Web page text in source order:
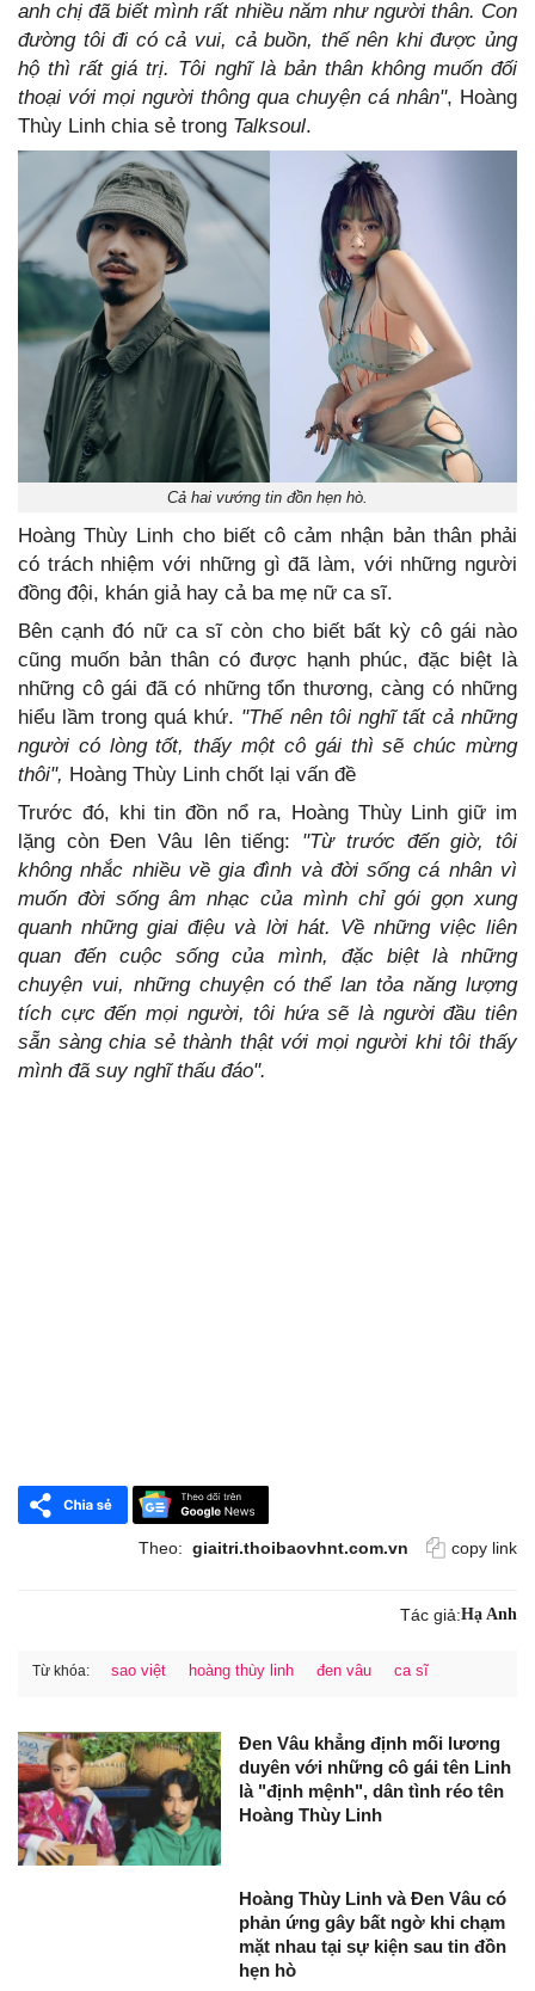
anh chị đã biết mình rất nhiều năm như người thân. Con
đường tôi đi có cả vui, cả buồn, thế nên khi được ủng
hộ thì rất giá trị. Tôi nghĩ là bản thân không muốn đối
thoại với mọi người thông qua chuyện cá nhân", Hoàng
Thùy Linh chia sẻ trong Talksoul.
Cả hai vướng tin đồn hẹn hò.
Hoàng Thùy Linh cho biết cô cảm nhận bản thân phải
có trách nhiệm với những gì đã làm, với những người
đồng đội, khán giả hay cả ba mẹ nữ ca sĩ.
Bên cạnh đó nữ ca sĩ còn cho biết bất kỳ cô gái nào
cũng muốn bản thân có được hạnh phúc, đặc biệt là
những cô gái đã có những tổn thương, càng có những
hiểu lầm trong quá khứ. "Thế nên tôi nghĩ tất cả những
người có lòng tốt, thấy một cô gái thì sẽ chúc mừng
thôi", Hoàng Thùy Linh chốt lại vấn đề
Trước đó, khi tin đồn nổ ra, Hoàng Thùy Linh giữ im
lặng còn Đen Vâu lên tiếng: "Từ trước đến giờ, tôi
không nhắc nhiều về gia đình và đời sống cá nhân vì
muốn đời sống âm nhạc của mình chỉ gói gọn xung
quanh những giai điệu và lời hát. Về những việc liên
quan đến cuộc sống của mình, đặc biệt là những
chuyện vui, những chuyện có thể lan tỏa năng lượng
tích cực đến mọi người, tôi hứa sẽ là người đầu tiên
sẵn sàng chia sẻ thành thật với mọi người khi tôi thấy
mình đã suy nghĩ thấu đáo".
Theo: giaitri.thoibaovhnt.com.vn copy link
Tác giả:Hạ Anh
Từ khóa: sao việt hoàng thùy linh đen vâu ca sĩ
Đen Vâu khẳng định mối lương
duyên với những cô gái tên Linh
là "định mệnh", dân tình réo tên
Hoàng Thùy Linh
Hoàng Thùy Linh và Đen Vâu có
phản ứng gây bất ngờ khi chạm
mặt nhau tại sự kiện sau tin đồn
hẹn hò